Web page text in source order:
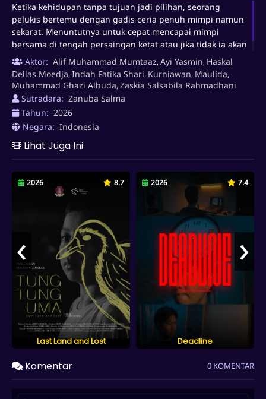
Ketika kehidupan tanpa tujuan jadi pilihan, seorang
pelukis bertemu dengan gadis ceria penuh mimpi namun
sekarat. Menuntutnya untuk cepat mencapai mimpi
bersama di tengah persaingan ketat atau jika tidak ia akan
kehilangan sang gadis yang termakan oleh penyakit.
Aktor: Alif Muhammad Mumtaaz,Ayi Yasmin, Haskal
Dellas Moedja,Indah Fatika Shari, Kurniawan, Maulida,
Muhammad Ghazi Alhuda,Zaskia Salsabila Rahmadhani
Sutradara: Zanuba Salma
Tahun: 2026
Negara: Indonesia
Lihat Juga Ini
2026 8.7
Last Land and Lost
2026 7.4
Deadline
‹ ›
Komentar 0 KOMENTAR